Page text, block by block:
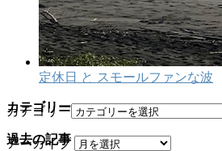
定休日 と スモールファンな波
カテゴリー
カテゴリー
過去の記事
アーカイブ